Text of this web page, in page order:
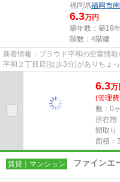
福岡県福岡市
6.3万円
築年数：築19
階数：4階建
新着情報：プラウド平和の空室情
平和２丁目店(徒歩3分)がありちょ
鮮な空気を送り込む物件をご...
6.3万
(管理
敷：0
所在階
間取り
面積：
賃貸｜マンション ファインエ